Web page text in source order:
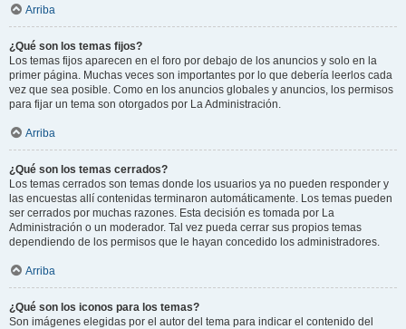
Arriba
¿Qué son los temas fijos?
Los temas fijos aparecen en el foro por debajo de los anuncios y solo en la
primer página. Muchas veces son importantes por lo que debería leerlos cada
vez que sea posible. Como en los anuncios globales y anuncios, los permisos
para fijar un tema son otorgados por La Administración.
Arriba
¿Qué son los temas cerrados?
Los temas cerrados son temas donde los usuarios ya no pueden responder y
las encuestas allí contenidas terminaron automáticamente. Los temas pueden
ser cerrados por muchas razones. Esta decisión es tomada por La
Administración o un moderador. Tal vez pueda cerrar sus propios temas
dependiendo de los permisos que le hayan concedido los administradores.
Arriba
¿Qué son los iconos para los temas?
Son imágenes elegidas por el autor del tema para indicar el contenido del